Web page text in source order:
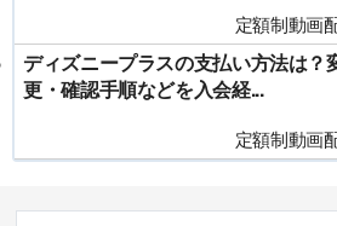
定額制動画
ディズニープラスの支払い方法は？
更・確認手順などを入会経...
定額制動画